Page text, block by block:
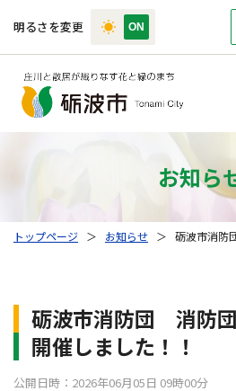
明るさを変更
お知ら
トップページ ＞ お知らせ ＞ 砺波市消防
砺波市消防団 消防
開催しました！！
公開日時：2026年06月05日 09時00分